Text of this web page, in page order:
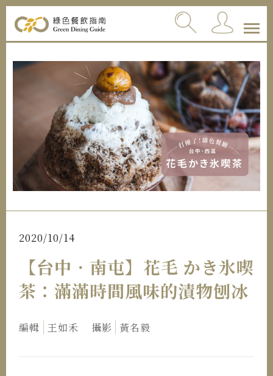
2020/10/14
【台中．南屯】花毛 かき氷喫
茶：滿滿時間風味的漬物刨冰
編輯 王如禾 攝影 黃名毅